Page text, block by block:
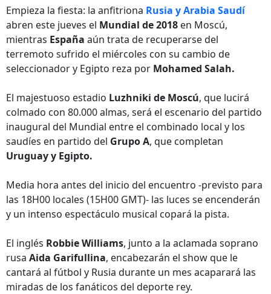
Empieza la fiesta: la anfitriona Rusia y Arabia Saudí
abren este jueves el Mundial de 2018 en Moscú,
mientras España aún trata de recuperarse del
terremoto sufrido el miércoles con su cambio de
seleccionador y Egipto reza por Mohamed Salah.
El majestuoso estadio Luzhniki de Moscú, que lucirá
colmado con 80.000 almas, será el escenario del partido
inaugural del Mundial entre el combinado local y los
saudíes en partido del Grupo A, que completan
Uruguay y Egipto.
Media hora antes del inicio del encuentro -previsto para
las 18H00 locales (15H00 GMT)- las luces se encenderán
y un intenso espectáculo musical copará la pista.
El inglés Robbie Williams, junto a la aclamada soprano
rusa Aida Garifullina, encabezarán el show que le
cantará al fútbol y Rusia durante un mes acaparará las
miradas de los fanáticos del deporte rey.